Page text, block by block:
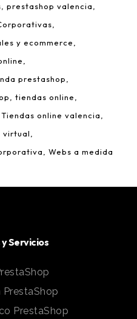
prestashop valencia
y ecommerce
prestashop
tiendas online
Tiendas online valencia
virtual
Webs a medida
Servicios
PrestaShop
PrestaShop